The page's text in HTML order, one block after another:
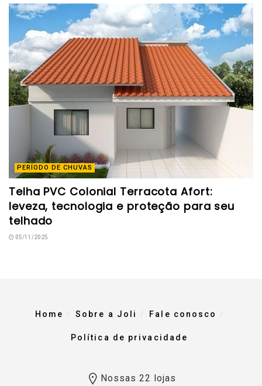
PERÍODO DE CHUVAS
Telha PVC Colonial Terracota Afort:
leveza, tecnologia e proteção para seu
telhado
05/11/2025
Home Sobre a Joli Fale conosco
Política de privacidade
Nossas 22 lojas